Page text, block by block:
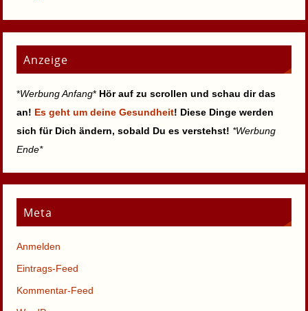
Anzeige
*Werbung Anfang* Hör auf zu scrollen und schau dir das
an! Es geht um deine Gesundheit! Diese Dinge werden
sich für Dich ändern, sobald Du es verstehst! *Werbung
Ende*
Meta
Anmelden
Eintrags-Feed
Kommentar-Feed